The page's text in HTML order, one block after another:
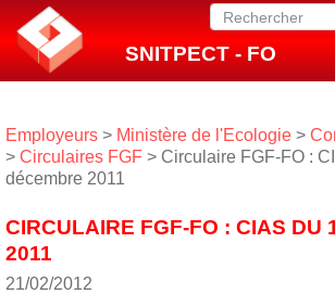
SNITPECT - FO
Employeurs > Ministère de l'Ecologie >
> Circulaires FGF > Circulaire FGF-FO :
décembre 2011
CIRCULAIRE FGF-FO : CIAS DU
2011
21/02/2012